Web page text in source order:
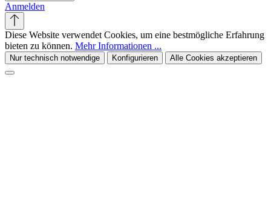
Anmelden
Diese Website verwendet Cookies, um eine bestmögliche Erfahrung
bieten zu können. Mehr Informationen ...
Nur technisch notwendige Konfigurieren Alle Cookies akzeptieren